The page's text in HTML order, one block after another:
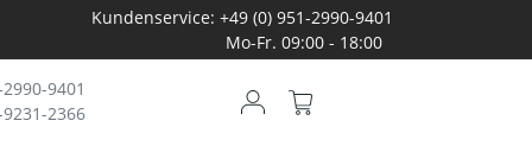
Kundenservice: +49 (0) 951-2990-9401
Mo-Fr. 09:00 - 18:00
9401
2366